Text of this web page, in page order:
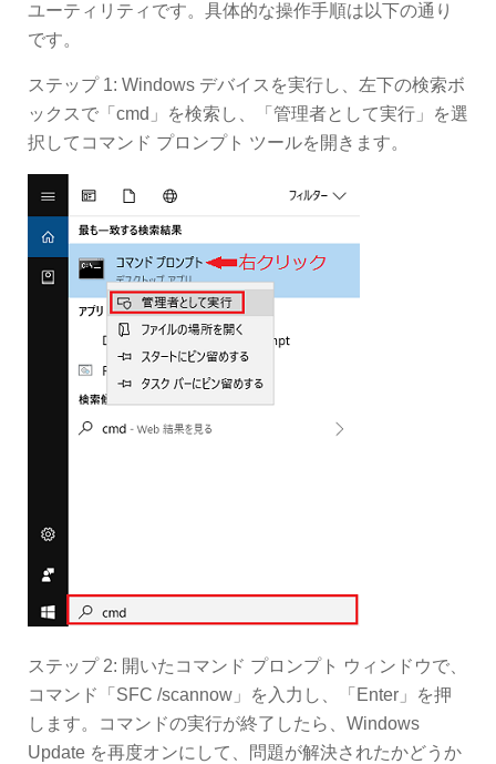
ユーティリティです。具体的な操作手順は以下の通り
です。
ステップ 1: Windows デバイスを実行し、左下の検索ボ
ックスで「cmd」を検索し、「管理者として実行」を選
択してコマンド プロンプト ツールを開きます。
ステップ 2: 開いたコマンド プロンプト ウィンドウで、
コマンド「SFC /scannow」を入力し、「Enter」を押
します。コマンドの実行が終了したら、Windows
Update を再度オンにして、問題が解決されたかどうか